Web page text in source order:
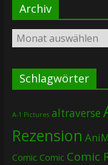
Archiv
Archiv
Schlagwörter
A-1 Pictures altraverse
Rezension
Comic Comic Comic